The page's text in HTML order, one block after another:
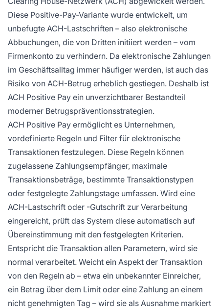
Diese Positive-Pay-Variante wurde entwickelt, um
unbefugte ACH-Lastschriften – also elektronische
Abbuchungen, die von Dritten initiiert werden – vom
Firmenkonto zu verhindern. Da elektronische Zahlungen
im Geschäftsalltag immer häufiger werden, ist auch das
Risiko von ACH-Betrug erheblich gestiegen. Deshalb ist
ACH Positive Pay ein unverzichtbarer Bestandteil
moderner Betrugspräventionsstrategien.
ACH Positive Pay ermöglicht es Unternehmen,
vordefinierte Regeln und Filter für elektronische
Transaktionen festzulegen. Diese Regeln können
zugelassene Zahlungsempfänger, maximale
Transaktionsbeträge, bestimmte Transaktionstypen
oder festgelegte Zahlungstage umfassen. Wird eine
ACH-Lastschrift oder -Gutschrift zur Verarbeitung
eingereicht, prüft das System diese automatisch auf
Übereinstimmung mit den festgelegten Kriterien.
Entspricht die Transaktion allen Parametern, wird sie
normal verarbeitet. Weicht ein Aspekt der Transaktion
von den Regeln ab – etwa ein unbekannter Einreicher,
ein Betrag über dem Limit oder eine Zahlung an einem
nicht genehmigten Tag – wird sie als Ausnahme markiert